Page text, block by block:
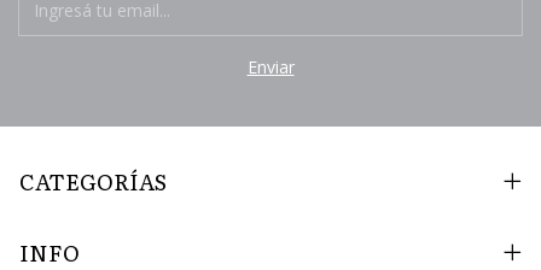
CATEGORÍAS
INFO